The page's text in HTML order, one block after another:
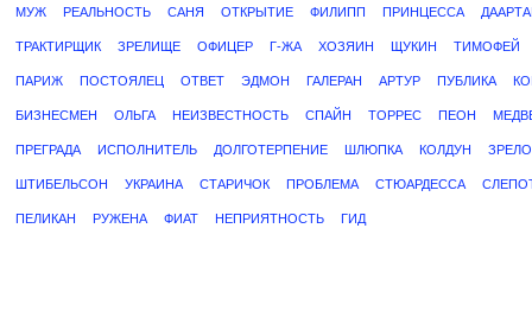
МУЖ РЕАЛЬНОСТЬ САНЯ ОТКРЫТИЕ ФИЛИПП ПРИНЦЕССА
ТРАКТИРЩИК ЗРЕЛИЩЕ ОФИЦЕР Г-ЖА ХОЗЯИН ЩУКИН ТИМОФЕЙ
ПАРИЖ ПОСТОЯЛЕЦ ОТВЕТ ЭДМОН ГАЛЕРАН АРТУР ПУБЛИКА
БИЗНЕСМЕН ОЛЬГА НЕИЗВЕСТНОСТЬ СПАЙН ТОРРЕС ПЕОН
ПРЕГРАДА ИСПОЛНИТЕЛЬ ДОЛГОТЕРПЕНИЕ ШЛЮПКА КОЛДУН
ШТИБЕЛЬСОН УКРАИНА СТАРИЧОК ПРОБЛЕМА СТЮАРДЕССА
ПЕЛИКАН РУЖЕНА ФИАТ НЕПРИЯТНОСТЬ ГИД